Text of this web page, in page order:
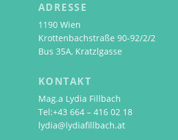
ADRESSE
1190 Wien
Krottenbachstraße 90-92/2/2
Bus 35A, Kratzlgasse
KONTAKT
Mag.a Lydia Fillbach
Tel:+43 664 – 416 02 18
lydia@lydiafillbach.at